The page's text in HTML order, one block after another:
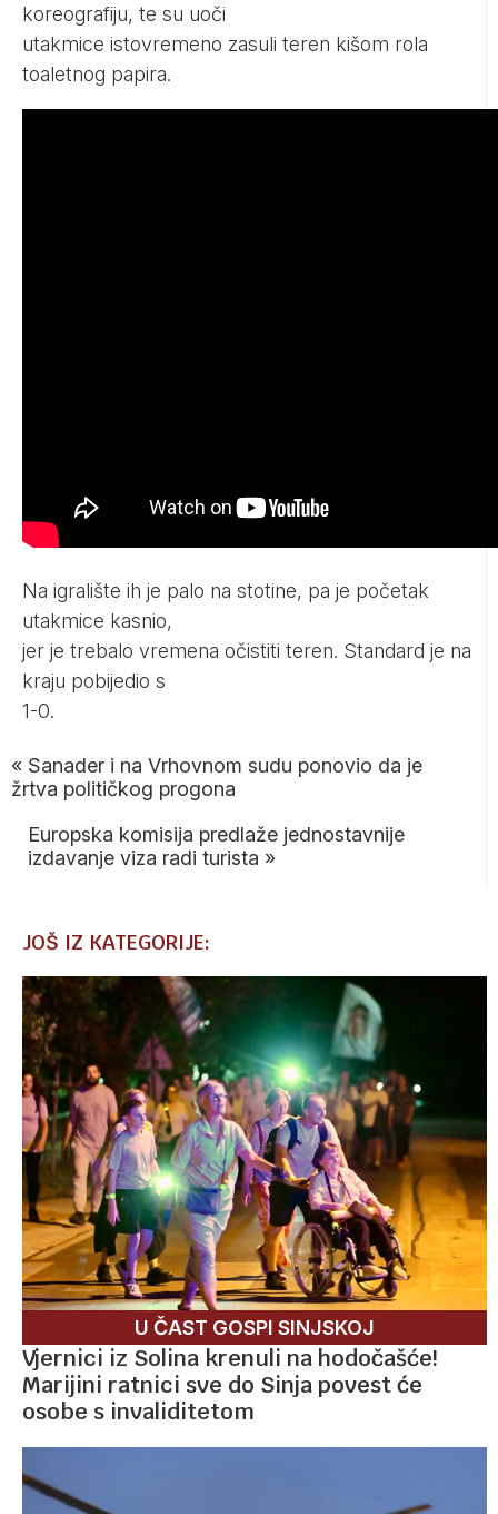
koreografiju, te su uoči
utakmice istovremeno zasuli teren kišom rola
toaletnog papira.
Na igralište ih je palo na stotine, pa je početak
utakmice kasnio,
jer je trebalo vremena očistiti teren. Standard je na
kraju pobijedio s
1-0.
« Sanader i na Vrhovnom sudu ponovio da je
žrtva političkog progona
Europska komisija predlaže jednostavnije
izdavanje viza radi turista »
JOŠ IZ KATEGORIJE:
U ČAST GOSPI SINJSKOJ
Vjernici iz Solina krenuli na hodočašće!
Marijini ratnici sve do Sinja povest će
osobe s invaliditetom